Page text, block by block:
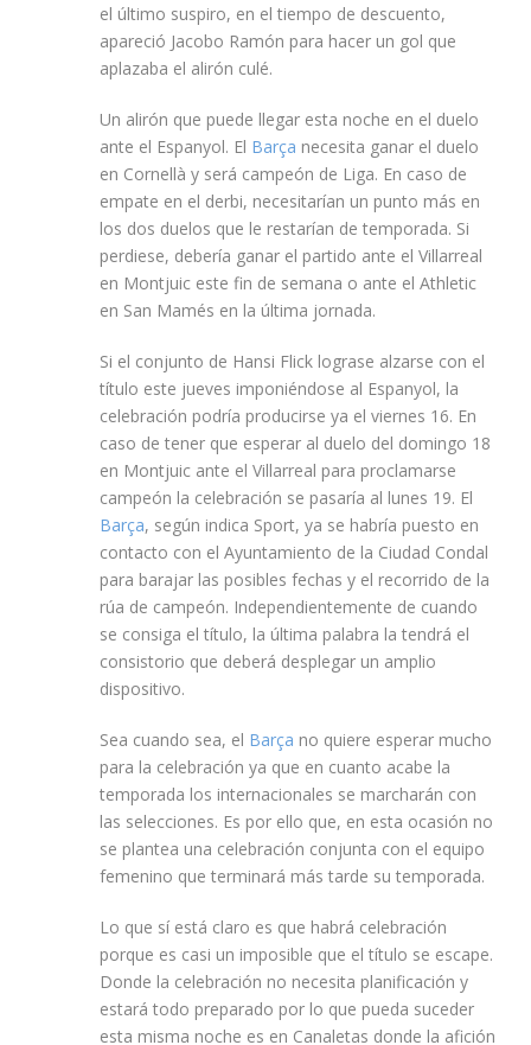
el último suspiro, en el tiempo de descuento,
apareció Jacobo Ramón para hacer un gol que
aplazaba el alirón culé.
Un alirón que puede llegar esta noche en el duelo
ante el Espanyol. El Barça necesita ganar el duelo
en Cornellà y será campeón de Liga. En caso de
empate en el derbi, necesitarían un punto más en
los dos duelos que le restarían de temporada. Si
perdiese, debería ganar el partido ante el Villarreal
en Montjuic este fin de semana o ante el Athletic
en San Mamés en la última jornada.
Si el conjunto de Hansi Flick lograse alzarse con el
título este jueves imponiéndose al Espanyol, la
celebración podría producirse ya el viernes 16. En
caso de tener que esperar al duelo del domingo 18
en Montjuic ante el Villarreal para proclamarse
campeón la celebración se pasaría al lunes 19. El
Barça, según indica Sport, ya se habría puesto en
contacto con el Ayuntamiento de la Ciudad Condal
para barajar las posibles fechas y el recorrido de la
rúa de campeón. Independientemente de cuando
se consiga el título, la última palabra la tendrá el
consistorio que deberá desplegar un amplio
dispositivo.
Sea cuando sea, el Barça no quiere esperar mucho
para la celebración ya que en cuanto acabe la
temporada los internacionales se marcharán con
las selecciones. Es por ello que, en esta ocasión no
se plantea una celebración conjunta con el equipo
femenino que terminará más tarde su temporada.
Lo que sí está claro es que habrá celebración
porque es casi un imposible que el título se escape.
Donde la celebración no necesita planificación y
estará todo preparado por lo que pueda suceder
esta misma noche es en Canaletas donde la afición